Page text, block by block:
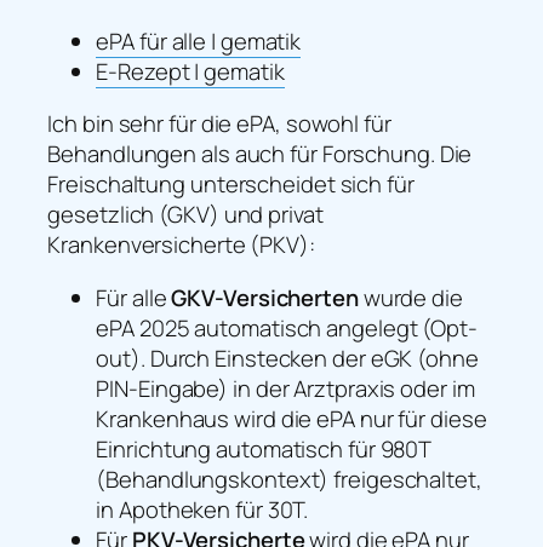
ePA für alle | gematik
E-Rezept | gematik
Ich bin sehr für die ePA, sowohl für
Behandlungen als auch für Forschung. Die
Freischaltung unterscheidet sich für
gesetzlich (GKV) und privat
Krankenversicherte (PKV):
Für alleGKV-Versichertenwurde die
ePA 2025 automatisch angelegt (Opt-
out). Durch Einstecken der eGK (ohne
PIN-Eingabe) in der Arztpraxis oder im
Krankenhaus wird die ePA nur für diese
Einrichtung automatisch für 980T
(Behandlungskontext) freigeschaltet,
in Apotheken für 30T.
FürPKV-Versichertewird die ePA nur